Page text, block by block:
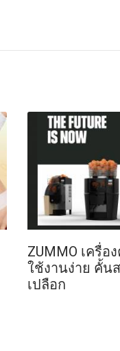
ZUMMO เครื่
ใช้งานง่าย คั้น
เปลือก